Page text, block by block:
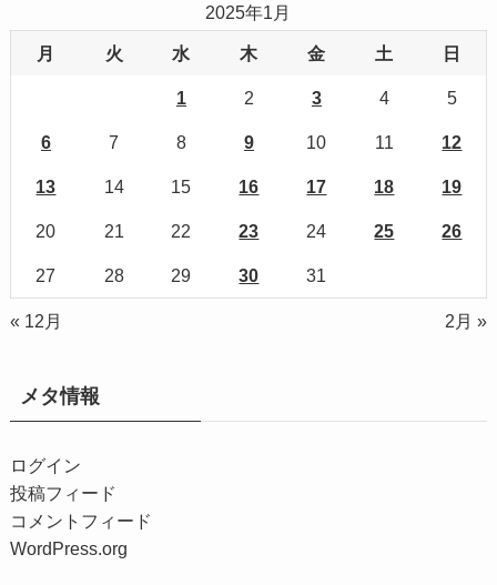
2025年1月
月 火 水 木 金 土 日
1 2 3 4 5
6 7 8 9 10 11 12
13 14 15 16 17 18 19
20 21 22 23 24 25 26
27 28 29 30 31
« 12月 2月 »
メタ情報
ログイン
投稿フィード
コメントフィード
WordPress.org